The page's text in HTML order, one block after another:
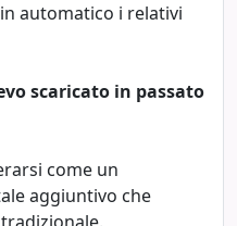
automatico i relativi
scaricato in passato
come un
aggiuntivo che